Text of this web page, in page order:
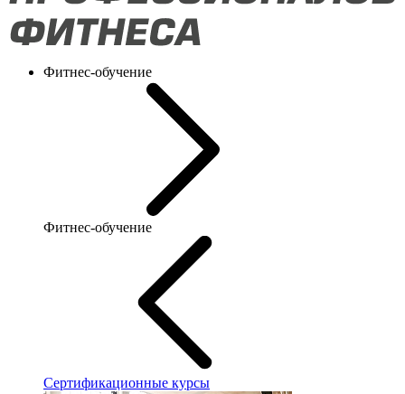
Фитнес-обучение
Фитнес-обучение
Сертификационные курсы